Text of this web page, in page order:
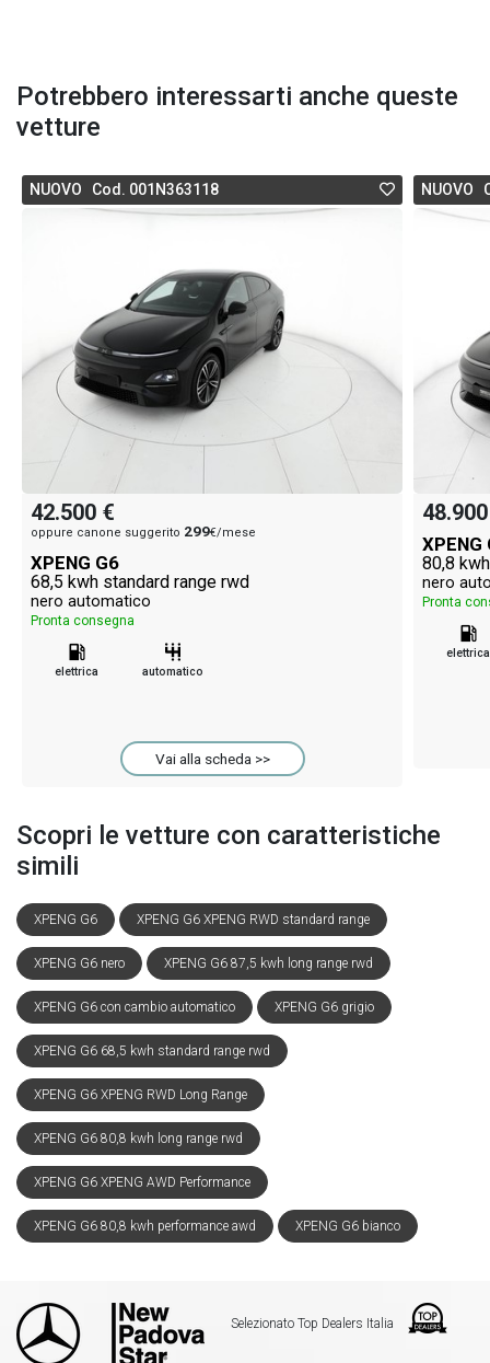
Potrebbero interessarti anche queste
vetture
NUOVO Cod. 001N363118
42.500 €
oppure canone suggerito 299€/mese
XPENG G6
68,5 kwh standard range rwd
nero automatico
Pronta consegna
elettrica automatico
Vai alla scheda >>
NUOVO
XPENG
80,8
nero
Pronta
elettrica
Scopri le vetture con caratteristiche
simili
XPENG G6 XPENG G6 XPENG RWD standard range
XPENG G6 nero XPENG G6 87,5 kwh long range rwd
XPENG G6 con cambio automatico XPENG G6 grigio
XPENG G6 68,5 kwh standard range rwd
XPENG G6 XPENG RWD Long Range
XPENG G6 80,8 kwh long range rwd
XPENG G6 XPENG AWD Performance
XPENG G6 80,8 kwh performance awd XPENG G6 bianco
Selezionato Top Dealers Italia